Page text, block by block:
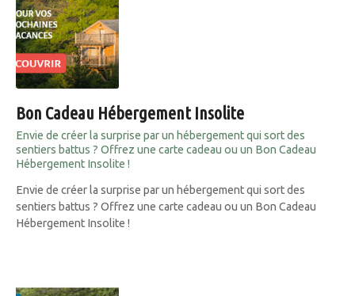
Bon Cadeau Hébergement Insolite
Envie de créer la surprise par un hébergement qui sort des
sentiers battus ? Offrez une carte cadeau ou un Bon Cadeau
Hébergement Insolite !
Envie de créer la surprise par un hébergement qui sort des
sentiers battus ? Offrez une carte cadeau ou un Bon Cadeau
Hébergement Insolite !